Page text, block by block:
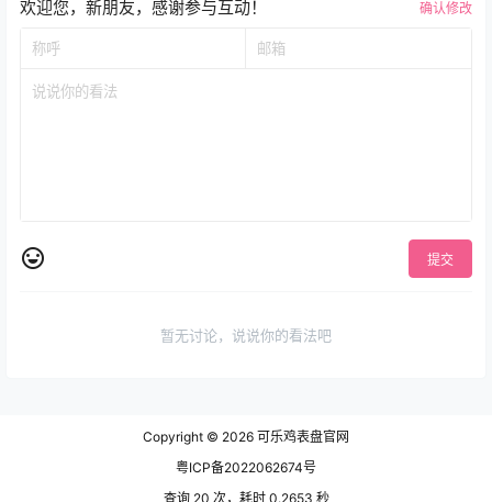
欢迎您，新朋友，感谢参与互动！ 确认修改
提交
暂无讨论，说说你的看法吧
Copyright © 2026 可乐鸡表盘官网
粤ICP备2022062674号
查询 20 次，耗时 0.2653 秒